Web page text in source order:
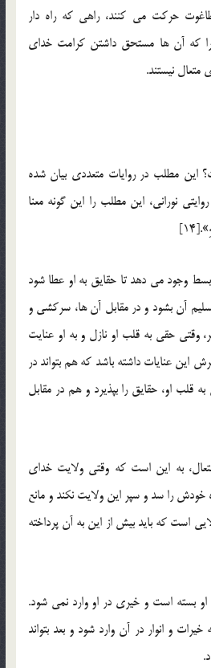
حركت می كنند، راهی که راه دار
که آن ها مستحق داشتن كرامت خدای
نیستند.
مطلب در روایات متعددی بیان شده
نورانی، این مطلب را این گونه معنا
وجود می دهد تا حقایق به او عطا شود
تسلیم آن بشود و در مقابل آن ها، سركشی و
وقتی حقی به قلب او نازل و به او عنایت
عنایات داشته باشد که هم بتواند در
قلب او، حقایق را بپذیرد و هم در مقابل
به این است كه وقتی ولایت خدای
خودش را سد و سپر این ولایت نکند و مانع
است که باید بیش از این به آن پرداخته
بسته است و خیری در او وارد نمی شود.
و انوار در آن وارد شود و بعد بتواند